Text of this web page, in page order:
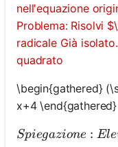
nell'equazione
Problema: Risolvi
radicale Già
quadrato
\begin{gathered}
x+4 \end{gathered}
Spiegazione : Ele